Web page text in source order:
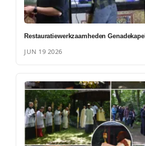
Restauratiewerkzaamheden Genadekapel
JUN 19 2026